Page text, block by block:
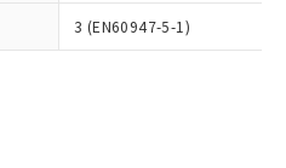
3 (EN60947-5-1)
ブサイト上で当社にご
リストについて、当社
ウンロード